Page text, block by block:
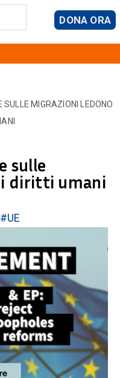
DONA ORA
SULLE MIGRAZIONI LEDONO
sulle
i diritti umani
#UE